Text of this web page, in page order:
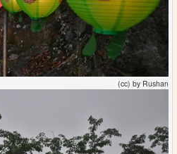
(cc) by Rushan